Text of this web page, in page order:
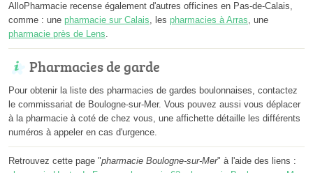
AlloPharmacie recense également d'autres officines en Pas-de-Calais,
comme : une pharmacie sur Calais, les pharmacies à Arras, une
pharmacie près de Lens.
Pharmacies de garde
Pour obtenir la liste des pharmacies de gardes boulonnaises, contactez
le commissariat de Boulogne-sur-Mer. Vous pouvez aussi vous déplacer
à la pharmacie à coté de chez vous, une affichette détaille les différents
numéros à appeler en cas d'urgence.
Retrouvez cette page "pharmacie Boulogne-sur-Mer" à l'aide des liens :